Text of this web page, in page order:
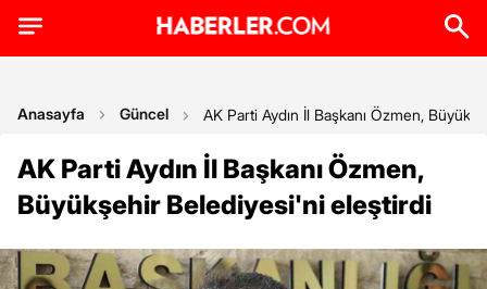
Anasayfa Güncel AK Parti Aydın İl Başkanı Özmen,
AK Parti Aydın İl Başkanı Özmen,
Büyükşehir Belediyesi'ni eleştirdi